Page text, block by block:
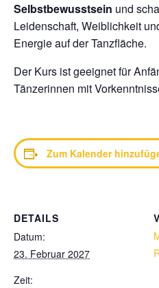
Selbstbewusstsein und
Leidenschaft, Weiblichkeit
Energie auf der Tanzfläche.
Der Kurs ist geeignet für
Tänzerinnen mit
Zum Kalender
DETAILS
Datum:
23. Februar 2027
Zeit: